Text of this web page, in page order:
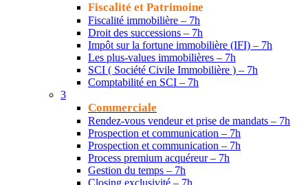
Fiscalité et Patrimoine
Fiscalité immobilière – 7h
Droit des successions – 7h
Impôt sur la fortune immobilière (IFI) – 7h
Les plus-values immobilières – 7h
SCI ( Société Civile Immobilière ) – 7h
Comptabilité en SCI – 7h
3
Commerciale
Rendez-vous vendeur et prise de mandats – 7h
Prospection et communication – 7h
Prospection et communication – 7h
Process premium acquéreur – 7h
Gestion du temps – 7h
Closing exclusivité – 7h